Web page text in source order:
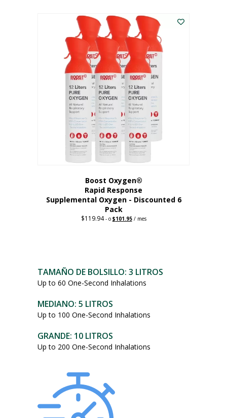
dólares.
56,67
dólares.
Boost Oxygen®
Rapid Response
Supplemental Oxygen - Discounted 6
Pack
$119.94 -o Precio
$101.95El/ mes
TAMAÑO DE BOLSILLO: 3 LITROS
Up to 60 One-Second Inhalations
MEDIANO: 5 LITROS
Up to 100 One-Second Inhalations
GRANDE: 10 LITROS
Up to 200 One-Second Inhalations